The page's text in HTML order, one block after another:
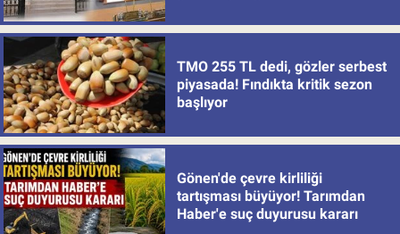
TMO 255 TL dedi, gözler serbest
piyasada! Fındıkta kritik sezon
başlıyor
Gönen'de çevre kirliliği
tartışması büyüyor! Tarımdan
Haber'e suç duyurusu kararı